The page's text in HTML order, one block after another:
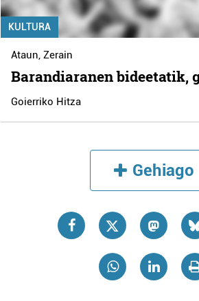
KULTURA
Ataun,Zerain
Barandiaranen bideetatik,
Goierriko Hitza
Gehiago